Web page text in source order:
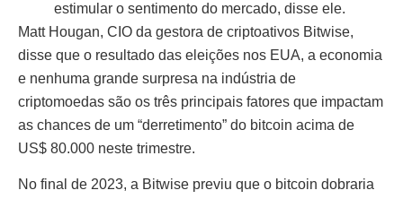
estimular o sentimento do mercado, disse ele.
Matt Hougan, CIO da gestora de criptoativos Bitwise,
disse que o resultado das eleições nos EUA, a economia
e nenhuma grande surpresa na indústria de
criptomoedas são os três principais fatores que impactam
as chances de um “derretimento” do bitcoin acima de
US$ 80.000 neste trimestre.
No final de 2023, a Bitwise previu que o bitcoin dobraria